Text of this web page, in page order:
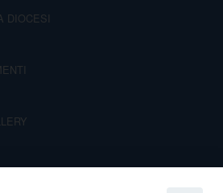
DIOCESI
MONS. ORAZIO FRANCESCO